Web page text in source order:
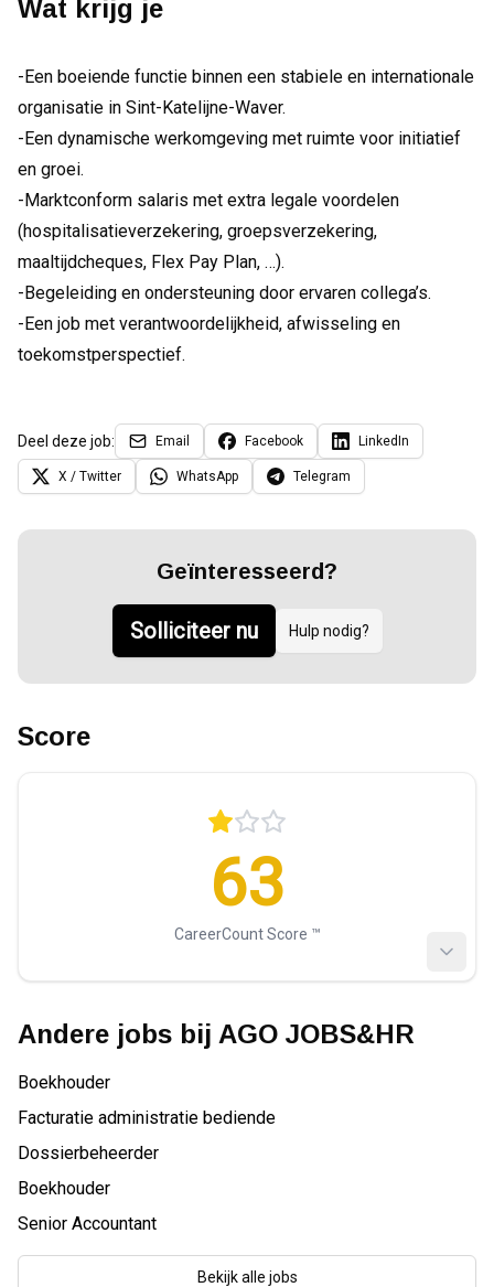
Wat krijg je
-Een boeiende functie binnen een stabiele en internationale
organisatie in Sint-Katelijne-Waver.
-Een dynamische werkomgeving met ruimte voor initiatief
en groei.
-Marktconform salaris met extra legale voordelen
(hospitalisatieverzekering, groepsverzekering,
maaltijdcheques, Flex Pay Plan, …).
-Begeleiding en ondersteuning door ervaren collega’s.
-Een job met verantwoordelijkheid, afwisseling en
toekomstperspectief.
Deel deze job: Email Facebook LinkedIn
X / Twitter WhatsApp Telegram
Geïnteresseerd?
Solliciteer nu Hulp nodig?
Score
63
CareerCount Score ™️
Andere jobs bij AGO JOBS&HR
Boekhouder
Facturatie administratie bediende
Dossierbeheerder
Boekhouder
Senior Accountant
Bekijk alle jobs